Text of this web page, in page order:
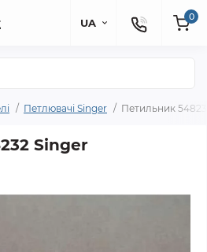
UA 0
Петлювачі Singer Петильник
Singer